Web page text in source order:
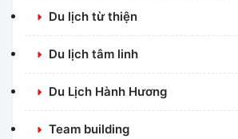
Du lịch từ thiện
Du lịch tâm linh
Du Lịch Hành Hương
Team building